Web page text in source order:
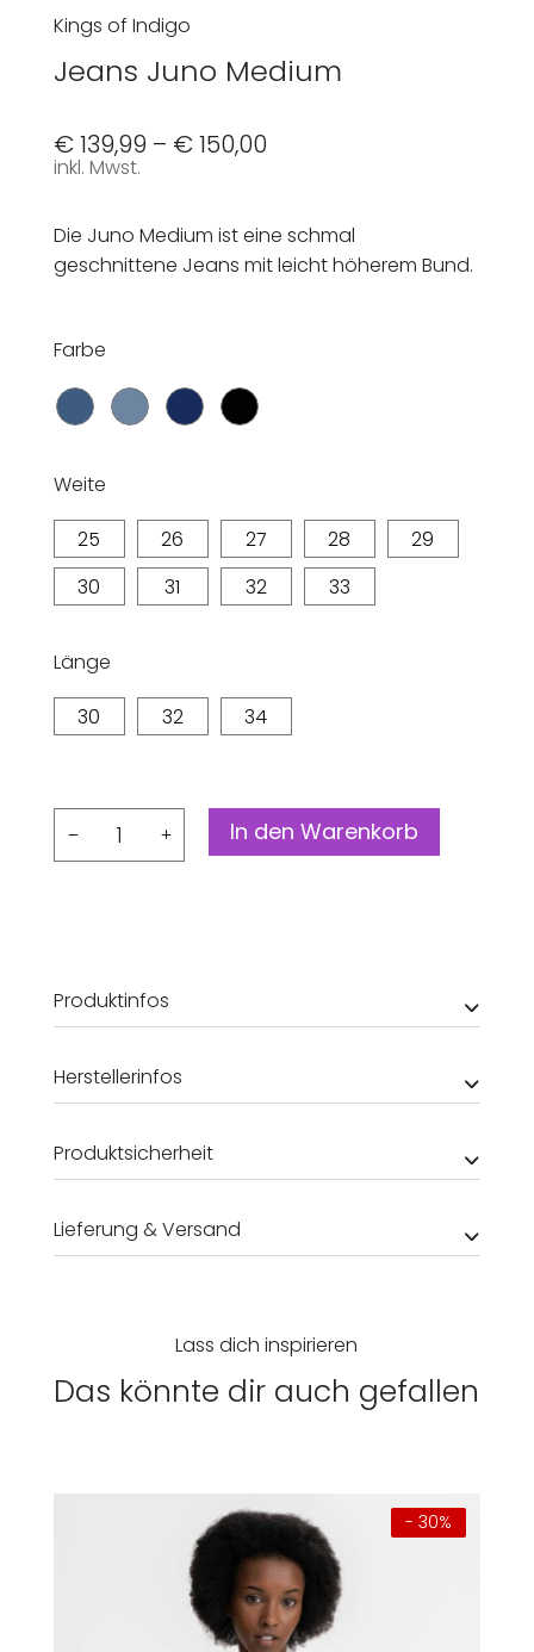
Kings of Indigo
Jeans Juno Medium
€139,99 – €150,00
inkl. Mwst.
Die Juno Medium ist eine schmal
geschnittene Jeans mit leicht höherem Bund.
Farbe
Weite
25
26 27 28
29
30
31 32 33
Länge
30
32 34
Juno
In den Warenkorb
Produktinfos
Herstellerinfos
Produktsicherheit
Lieferung & Versand
Lass dich inspirieren
Das könnte dir auch gefallen
- 30%